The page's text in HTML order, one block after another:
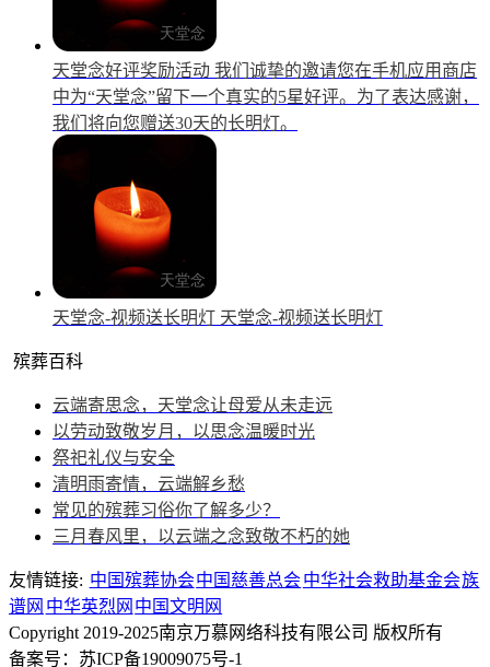
天堂念好评奖励活动 我们诚挚的邀请您在手机应用商店
中为“天堂念”留下一个真实的5星好评。为了表达感谢，
我们将向您赠送30天的长明灯。
天堂念-视频送长明灯 天堂念-视频送长明灯
殡葬百科
云端寄思念，天堂念让母爱从未走远
以劳动致敬岁月，以思念温暖时光
祭祀礼仪与安全
清明雨寄情，云端解乡愁
常见的殡葬习俗你了解多少？
三月春风里，以云端之念致敬不朽的她
友情链接: 中国殡葬协会中国慈善总会中华社会救助基金会族
谱网 中华英烈网 中国文明网
Copyright 2019-2025南京万慕网络科技有限公司 版权所有
备案号：苏ICP备19009075号-1